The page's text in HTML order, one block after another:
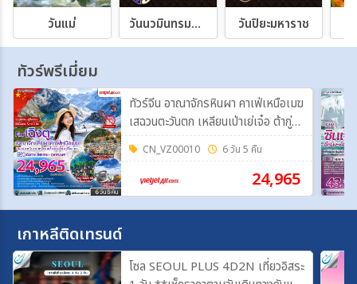
วันแม่ วันนวมินทรมหาราช วันปิยะมหาราช
ทัวร์พรีเมี่ยม
ทัวร์จีน อาณาจักรหินผา คาเฟ่เหนือเมฆ
เสฉวนตะวันตก เหลียนเป่าเย่เจ๋อ ต้ากู่ปิ่ง
ชวน 6 วัน 5 คืน FT-TFUVZ38A
CN_VZ00010 6 วัน 5 คืน
24,965
เกาหลีติดเทรนด์
โซล SEOUL PLUS 4D2N เที่ยวอิสระ